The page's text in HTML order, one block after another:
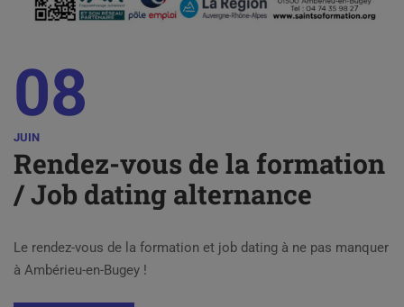
08
JUIN
Rendez-vous de la formation
/ Job dating alternance
Le rendez-vous de la formation et job dating à ne pas manquer
à Ambérieu-en-Bugey !